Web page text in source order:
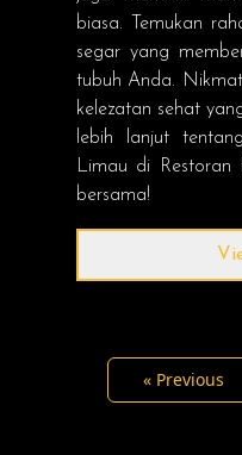
biasa. Temukan
segar yang
tubuh Anda.
kelezatan sehat
lebih lanjut
Limau di Restoran
bersama!
« Previous